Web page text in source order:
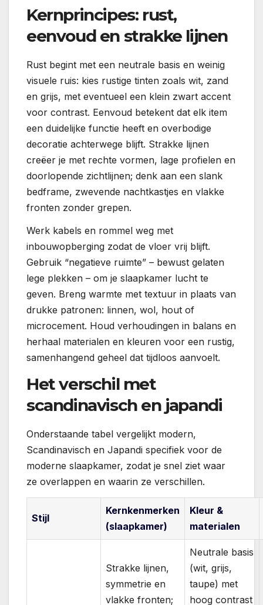
Kernprincipes: rust,
eenvoud en strakke lijnen
Rust begint met een neutrale basis en weinig
visuele ruis: kies rustige tinten zoals wit, zand
en grijs, met eventueel een klein zwart accent
voor contrast. Eenvoud betekent dat elk item
een duidelijke functie heeft en overbodige
decoratie achterwege blijft. Strakke lijnen
creëer je met rechte vormen, lage profielen en
doorlopende zichtlijnen; denk aan een slank
bedframe, zwevende nachtkastjes en vlakke
fronten zonder grepen.
Werk kabels en rommel weg met
inbouwopberging zodat de vloer vrij blijft.
Gebruik “negatieve ruimte” – bewust gelaten
lege plekken – om je slaapkamer lucht te
geven. Breng warmte met textuur in plaats van
drukke patronen: linnen, wol, hout of
microcement. Houd verhoudingen in balans en
herhaal materialen en kleuren voor een rustig,
samenhangend geheel dat tijdloos aanvoelt.
Het verschil met
scandinavisch en japandi
Onderstaande tabel vergelijkt modern,
Scandinavisch en Japandi specifiek voor de
moderne slaapkamer, zodat je snel ziet waar
ze overlappen en waarin ze verschillen.
Stijl
Kernkenmerken
(slaapkamer)
Kleur &
materialen
Strakke lijnen,
symmetrie en
vlakke fronten;
Neutrale basis
(wit, grijs,
taupe) met
hoog contrast